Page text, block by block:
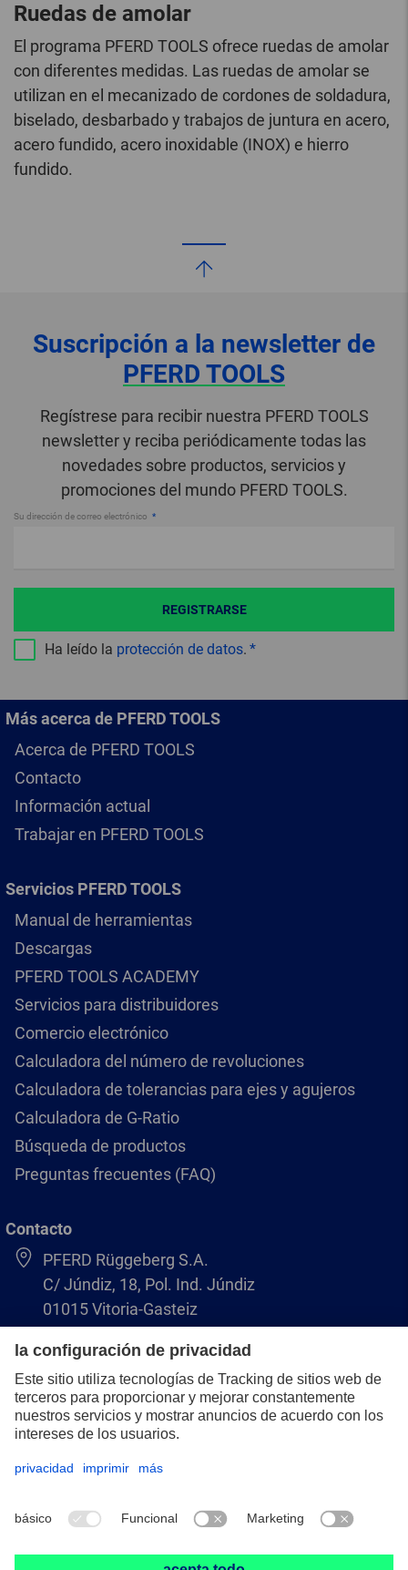
Ruedas de amolar
El programa PFERD TOOLS ofrece ruedas de amolar
con diferentes medidas. Las ruedas de amolar se
utilizan en el mecanizado de cordones de soldadura,
biselado, desbarbado y trabajos de juntura en acero,
acero fundido, acero inoxidable (INOX) e hierro
fundido.
Suscripción a la newsletter de
PFERD TOOLS
Regístrese para recibir nuestra PFERD TOOLS
newsletter y reciba periódicamente todas las
novedades sobre productos, servicios y
promociones del mundo PFERD TOOLS.
Su dirección de correo electrónico
Ha leído la protección de datos.
REGISTRARSE
Más acerca de PFERD TOOLS
Acerca de PFERD TOOLS
Contacto
Información actual
Trabajar en PFERD TOOLS
Servicios PFERD TOOLS
Manual de herramientas
Descargas
PFERD TOOLS ACADEMY
Servicios para distribuidores
Comercio electrónico
Calculadora del número de revoluciones
Calculadora de tolerancias para ejes y agujeros
Calculadora de G-Ratio
Búsqueda de productos
Preguntas frecuentes (FAQ)
Contacto
PFERD Rüggeberg S.A.
C/ Júndiz, 18, Pol. Ind. Júndiz
01015 Vitoria-Gasteiz
+34 945 184 400
pferd-es@pferd.com
Aviso legal
CGV